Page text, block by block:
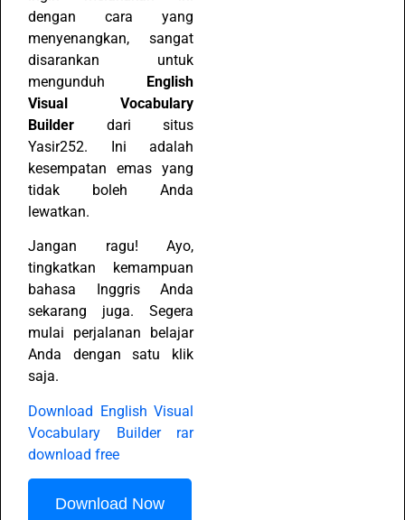
dengan cara yang
menyenangkan, sangat
disarankan untuk
mengunduh English
Visual Vocabulary
Builder dari situs
Yasir252. Ini adalah
kesempatan emas yang
tidak boleh Anda
lewatkan.
Jangan ragu! Ayo,
tingkatkan kemampuan
bahasa Inggris Anda
sekarang juga. Segera
mulai perjalanan belajar
Anda dengan satu klik
saja.
Download English Visual
Vocabulary Builder rar
download free
Download Now